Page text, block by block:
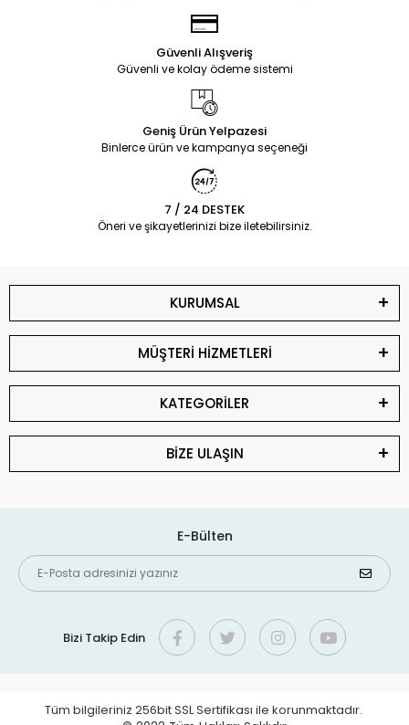
Güvenli Alışveriş
Güvenli ve kolay ödeme sistemi
Geniş Ürün Yelpazesi
Binlerce ürün ve kampanya seçeneği
7 / 24 DESTEK
Öneri ve şikayetlerinizi bize iletebilirsiniz.
KURUMSAL
MÜŞTERİ HİZMETLERİ
KATEGORİLER
BİZE ULAŞIN
E-Bülten
Bizi Takip Edin
Tüm bilgileriniz 256bit SSL Sertifikası ile korunmaktadır.